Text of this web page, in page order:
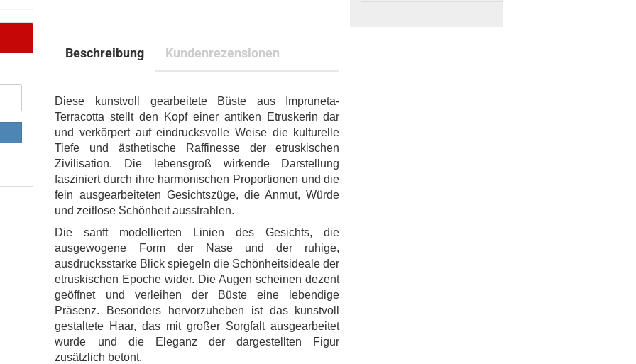
Beschreibung Kundenrezensionen
Diese kunstvoll gearbeitete Büste aus Impruneta-
Terracotta stellt den Kopf einer antiken Etruskerin dar
und verkörpert auf eindrucksvolle Weise die kulturelle
Tiefe und ästhetische Raffinesse der etruskischen
Zivilisation. Die lebensgroß wirkende Darstellung
fasziniert durch ihre harmonischen Proportionen und die
fein ausgearbeiteten Gesichtszüge, die Anmut, Würde
und zeitlose Schönheit ausstrahlen.
Die sanft modellierten Linien des Gesichts, die
ausgewogene Form der Nase und der ruhige,
ausdrucksstarke Blick spiegeln die Schönheitsideale der
etruskischen Epoche wider. Die Augen scheinen dezent
geöffnet und verleihen der Büste eine lebendige
Präsenz. Besonders hervorzuheben ist das kunstvoll
gestaltete Haar, das mit großer Sorgfalt ausgearbeitet
wurde und die Eleganz der dargestellten Figur
zusätzlich betont.